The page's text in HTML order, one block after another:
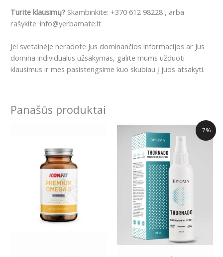
Turite klausimų? Skambinkite: +370 612 98228 , arba
rašykite: info@yerbamate.lt
Jei svetainėje neradote Jus dominančios informacijos ar Jus
domina individualus užsakymas, galite mums užduoti
klausimus ir mes pasistengsime kuo skubiau į juos atsakyti.
Panašūs produktai
-7%
Original
price
14.99€.
Current
price
13.99€.